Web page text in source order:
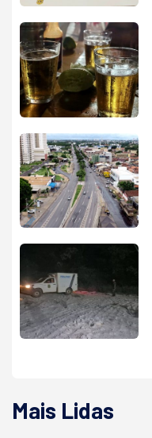
Mais Lidas